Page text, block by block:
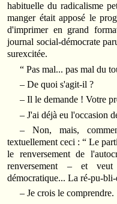
habituelle du radicalisme
manger était apposé le
d'imprimer en grand
journal social‑démocrate
surexcitée.
“ Pas mal... pas mal du
– De quoi s'agit‑il ?
– Il le demande ! Votre
– J'ai déjà eu l'occasion
– Non, mais,
textuellement ceci : “ Le
le renversement de
renversement – et
démocratique... La
– Je crois le comprendre.